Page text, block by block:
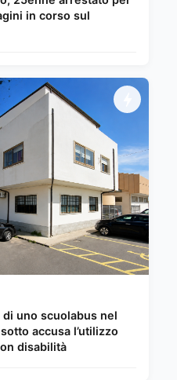
in corso sul
di uno scuolabus nel
accusa l’utilizzo
disabilità